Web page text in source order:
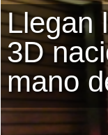
Llegan
3D
mano